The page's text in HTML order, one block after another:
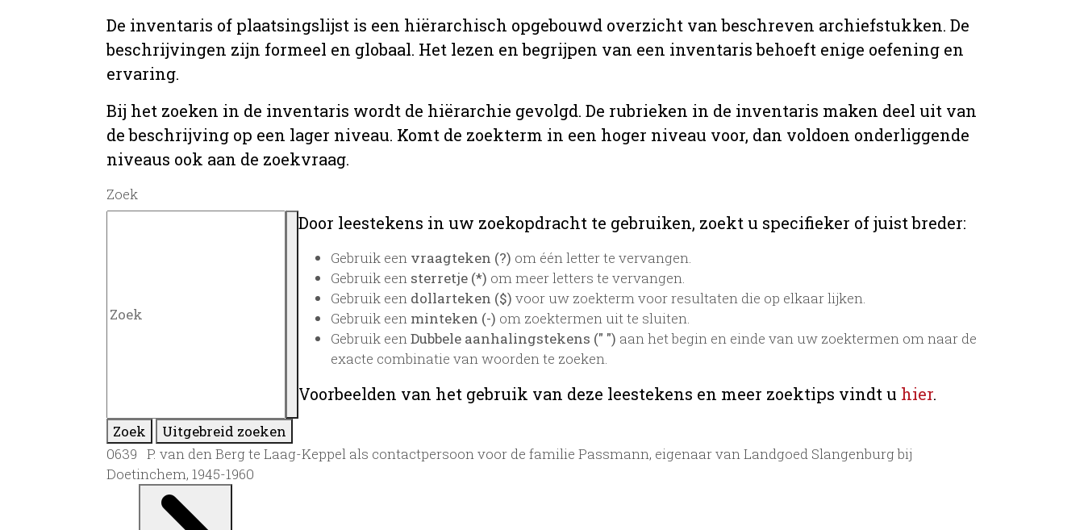
De inventaris of plaatsingslijst is een hiërarchisch opgebouwd overzicht van beschreven archiefstukken. De
beschrijvingen zijn formeel en globaal. Het lezen en begrijpen van een inventaris behoeft enige oefening en
ervaring.
Bij het zoeken in de inventaris wordt de hiërarchie gevolgd. De rubrieken in de inventaris maken deel uit van
de beschrijving op een lager niveau. Komt de zoekterm in een hoger niveau voor, dan voldoen onderliggende
niveaus ook aan de zoekvraag.
Zoek
Door leestekens in uw zoekopdracht te gebruiken, zoekt u specifieker of juist breder:
Gebruik een vraagteken (?) om één letter te vervangen.
Gebruik een sterretje (*) om meer letters te vervangen.
Gebruik een dollarteken ($) voor uw zoekterm voor resultaten die op elkaar lijken.
Gebruik een minteken (-) om zoektermen uit te sluiten.
Gebruik eenDubbele aanhalingstekens (" ") aan het begin en einde van uw zoektermen om naar de
exacte combinatie van woorden te zoeken.
Voorbeelden van het gebruik van deze leestekens en meer zoektips vindt u hier.
Zoek
Uitgebreid zoeken
0639 P. van den Berg te Laag-Keppel als contactpersoon voor de familie Passmann, eigenaar van Landgoed Slangenburg bij
Doetinchem, 1945-1960